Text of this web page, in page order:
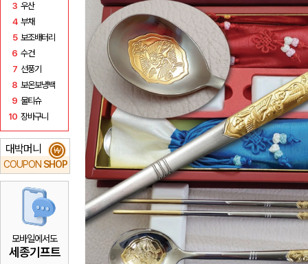
3 우산
4 부채
5 보조배터리
6 수건
7 선풍기
8 보온보냉백
9 물티슈
10 장바구니
대박머니
COUPON SHOP
₩
모바일에서도
세종기프트